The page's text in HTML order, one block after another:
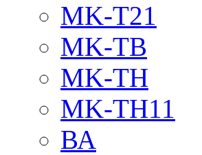
MK-T21
MK-TB
MK-TH
MK-TH11
ВА